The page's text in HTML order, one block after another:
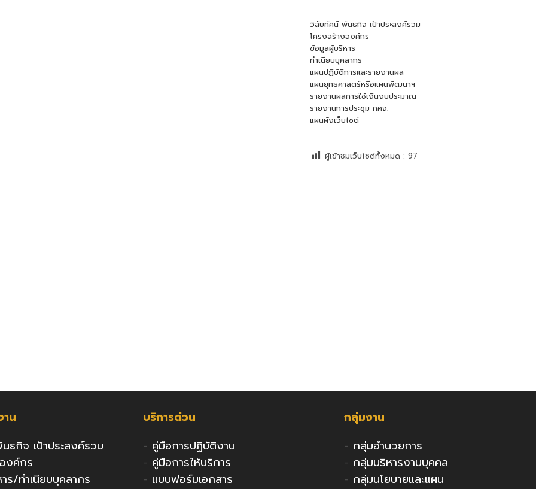
วิสัยทัศน์ พันธกิจ เป้าประสงค์รวม
โครงสร้างองค์กร
ข้อมูลผู้บริหาร
ทำเนียบบุคลากร
แผนปฏิบัติการและรายงานผล
แผนยุทธศาสตร์หรือแผนพัฒนาฯ
รายงานผลการใช้เงินงบประมาณ
รายงานการประชุม กศจ.
แผนผังเว็บไซต์
ผู้เข้าชมเว็บไซต์ทั้งหมด : 97
น
ธกิจ เป้าประสงค์รวม
งค์กร
ร/ทำเนียบบุคลากร
บริการด่วน
- คู่มือการปฏิบัติงาน
- คู่มือการให้บริการ
- แบบฟอร์มเอกสาร
กลุ่มงาน
- กลุ่มอำนวยการ
- กลุ่มบริหารงานบุคคล
- กลุ่มนโยบายและแผน